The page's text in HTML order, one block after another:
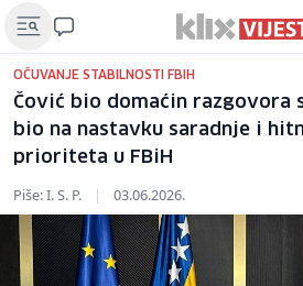
OČUVANJE STABILNOSTI FBIH
Čović bio domaćin razgovora
bio na nastavku saradnje i
prioriteta u FBiH
Piše: I. S. P. | 03.06.2026.